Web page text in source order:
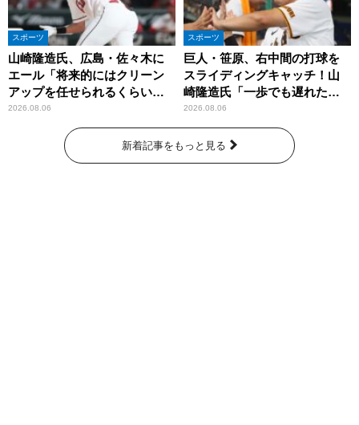
スポーツ
山崎隆造氏、広島・佐々木に
エール「将来的にはクリーン
アップを任せられるくらいま
では成長して」
2026.08.06
スポーツ
巨人・笹原、右中間の打球を
スライディングキャッチ！山
崎隆造氏「一歩でも遅れた
ら…」
2026.08.06
新着記事をもっと見る